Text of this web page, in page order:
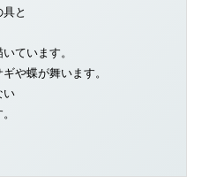
と
ています。
や蝶が舞います。
い